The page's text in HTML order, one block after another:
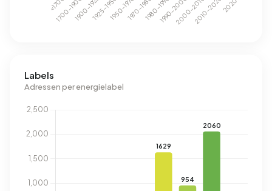
Labels
Adressen per energielabel